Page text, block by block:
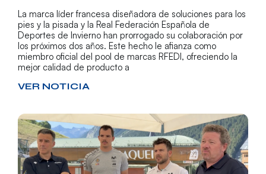
La marca líder francesa diseñadora de soluciones para los
pies y la pisada y la Real Federación Española de
Deportes de Invierno han prorrogado su colaboración por
los próximos dos años. Este hecho le afianza como
miembro oficial del pool de marcas RFEDI, ofreciendo la
mejor calidad de producto a
VER NOTICIA